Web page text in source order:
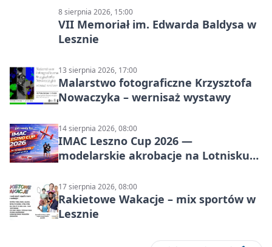
8 sierpnia 2026, 15:00
VII Memoriał im. Edwarda Baldysa w
Lesznie
13 sierpnia 2026, 17:00
Malarstwo fotograficzne Krzysztofa
Nowaczyka – wernisaż wystawy
14 sierpnia 2026, 08:00
IMAC Leszno Cup 2026 —
modelarskie akrobacje na Lotnisku
17 sierpnia 2026, 08:00
Rakietowe Wakacje – mix sportów w
Lesznie